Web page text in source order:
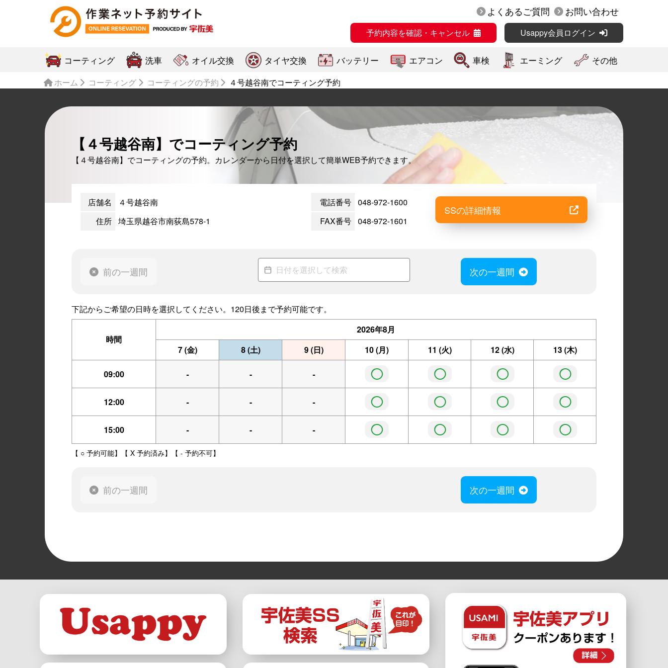
よくあるご質問 お問い合わせ
予約内容を確認・キャンセル Usappy会員ログイン
コーティング 洗車 オイル交換 タイヤ交換 バッテリー エアコン 車検 エーミング その他
ホーム コーティング コーティングの予約 ４号越谷南でコーティング予約
【４号越谷南】でコーティング予約
【４号越谷南】でコーティングの予約。カレンダーから日付を選択して簡単WEB予約できます。
店舗名
４号越谷南
住所 埼玉県越谷市南荻島578-1
電話番号 048-972-1600
FAX番号 048-972-1601
SSの詳細情報
前の一週間 次の一週間
下記からご希望の日時を選択してください。120日後まで予約可能です。
時間
2026年8月
7(金) 8(土) 9(日) 10(月) 11 (火) 12(水) 13(木)
09:00 - - - ◯ ◯ ◯ ◯
12:00 - - - ◯ ◯ ◯ ◯
15:00 - - - ◯ ◯ ◯ ◯
【 ○ 予約可能】【 X 予約済み】【 - 予約不可】
前の一週間 次の一週間